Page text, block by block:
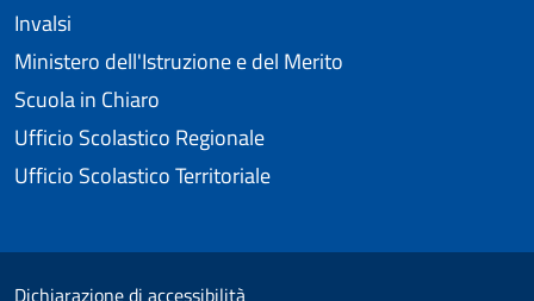
Invalsi
Ministero dell'Istruzione e del Merito
Scuola in Chiaro
Ufficio Scolastico Regionale
Ufficio Scolastico Territoriale
Small prints
Useful links section
Dichiarazione di accessibilità